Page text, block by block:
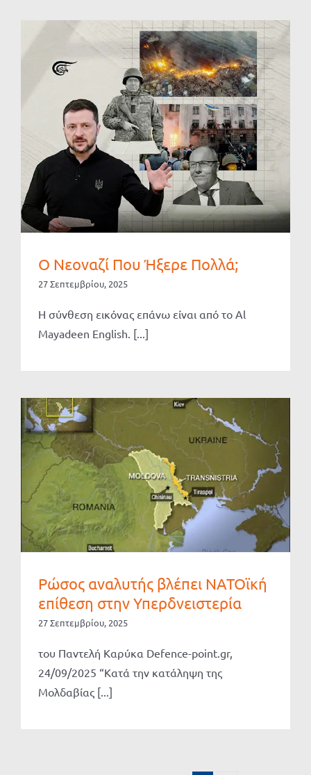
Ο Νεοναζί Που Ήξερε Πολλά;
27 Σεπτεμβρίου, 2025
Η σύνθεση εικόνας επάνω είναι από το Al
Mayadeen English. [...]
Ρώσος αναλυτής βλέπει ΝΑΤΟϊκή
επίθεση στην Υπερδνειστερία
27 Σεπτεμβρίου, 2025
του Παντελή Καρύκα Defence-point.gr,
24/09/2025 “Κατά την κατάληψη της
Μολδαβίας [...]